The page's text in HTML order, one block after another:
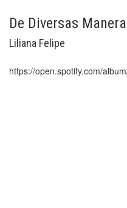
De Diversas
Liliana Felipe
https://open.spotify.com/